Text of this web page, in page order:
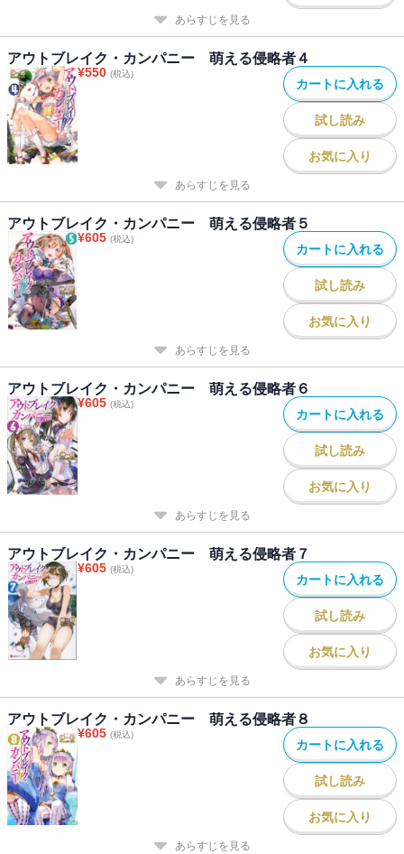
あらすじを見る
アウトブレイク・カンパニー 萌える侵略者４
¥550 (税込)
カートに入れる
試し読み
お気に入り
あらすじを見る
アウトブレイク・カンパニー 萌える侵略者５
¥605 (税込)
カートに入れる
試し読み
お気に入り
あらすじを見る
アウトブレイク・カンパニー 萌える侵略者６
¥605 (税込)
カートに入れる
試し読み
お気に入り
あらすじを見る
アウトブレイク・カンパニー 萌える侵略者７
¥605 (税込)
カートに入れる
試し読み
お気に入り
あらすじを見る
アウトブレイク・カンパニー 萌える侵略者８
¥605 (税込)
カートに入れる
試し読み
お気に入り
あらすじを見る